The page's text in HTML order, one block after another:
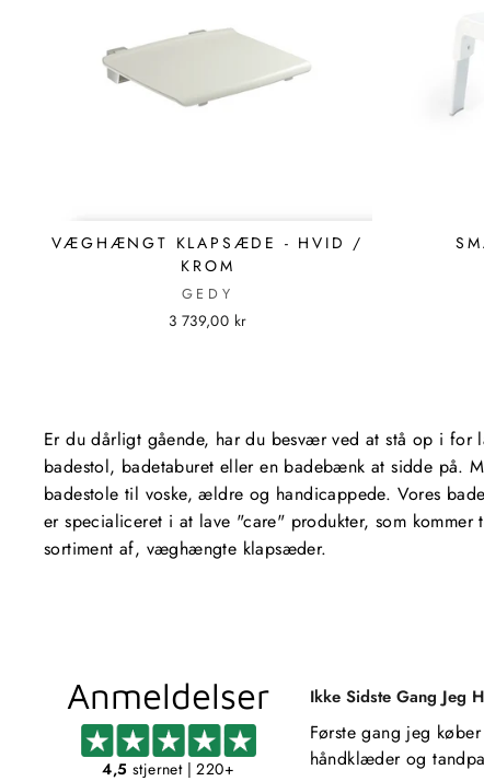
VÆGHÆNGT KLAPSÆDE - HVID /
KROM
GEDY
3 739,00 kr
Er du dårligt gående, har du besvær ved at stå op i for
badestol, badetaburet eller en badebænk at sidde på.
badestole til voske, ældre og handicappede. Vores
er specialiceret i at lave "care" produkter, som
sortiment af, væghængte klapsæder.
Anmeldelser
4,5stjernet | 220+
Ikke Sidste Gang Jeg
Første gang jeg
håndklæder og